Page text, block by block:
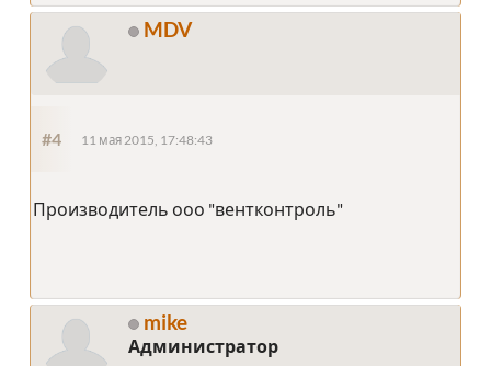
MDV
#4 11 мая 2015, 17:48:43
Производитель ооо "вентконтроль"
mike
Администратор